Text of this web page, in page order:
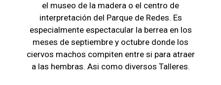
el museo de la madera o el centro de
interpretación del Parque de Redes. Es
especialmente espectacular la berrea en los
meses de septiembre y octubre donde los
ciervos machos compiten entre si para atraer
a las hembras. Asi como diversos Talleres.